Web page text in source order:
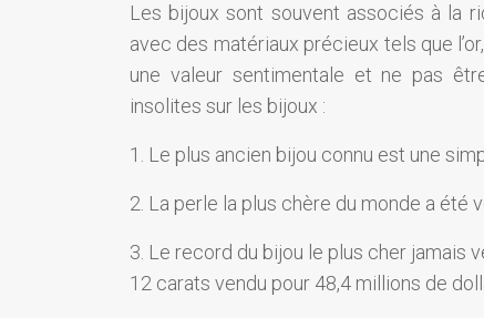
Les bijoux sont souvent associés à la
avec des matériaux précieux tels que
une valeur sentimentale et ne pas
insolites sur les bijoux :
1. Le plus ancien bijou connu est une
2. La perle la plus chère du monde a été
3. Le record du bijou le plus cher jamais
12 carats vendu pour 48,4 millions de